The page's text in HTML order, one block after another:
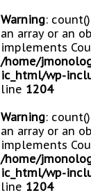
Warning:
an array or an
implements
/home/
ic_html/wp-
line 1204
Warning:
an array or an
implements
/home/
ic_html/wp-
line 1204